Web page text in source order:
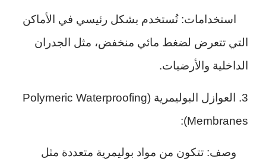
استخدامات: تُستخدم بشكل رئيسي في الأماكن
التي تتعرض لضغط مائي منخفض، مثل الجدران
الداخلية والأرضيات.
3. العوازل البوليمرية (Polymeric Waterproofing
Membranes):
وصف: تتكون من مواد بوليمرية متعددة مثل